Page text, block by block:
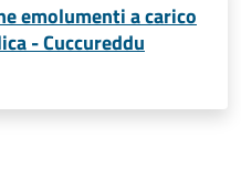
emolumenti a carico
- Cuccureddu